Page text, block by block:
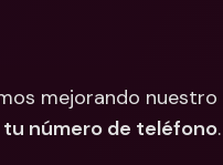
mejorando nuestro
número de teléfono.